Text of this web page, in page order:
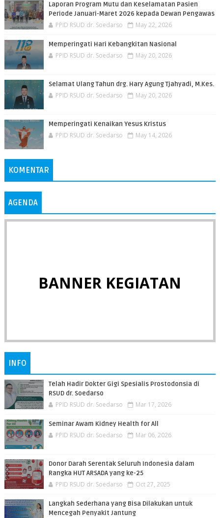
Laporan Program Mutu dan Keselamatan Pasien
Periode Januari-Maret 2026 kepada Dewan Pengawas
PPID RSUD dr. Soedarso May 22, 2026
Memperingati Hari Kebangkitan Nasional
PPID RSUD dr. Soedarso May 20, 2026
Selamat Ulang Tahun drg. Hary Agung Tjahyadi, M.Kes.
PPID RSUD dr. Soedarso May 20, 2026
Memperingati Kenaikan Yesus Kristus
PPID RSUD dr. Soedarso May 14, 2026
KOMENTAR
AGENDA
BANNER KEGIATAN
INFO
Telah Hadir Dokter Gigi Spesialis Prostodonsia di
RSUD dr. Soedarso
PPID RSUD dr. Soedarso Mar 17, 2026
Seminar Awam Kidney Health for All
PPID RSUD dr. Soedarso Mar 06, 2026
Donor Darah Serentak Seluruh Indonesia dalam
Rangka HUT ARSADA yang ke-25
PPID RSUD dr. Soedarso Oct 27, 2025
Langkah Sederhana yang Bisa Dilakukan untuk
Mencegah Penyakit Jantung